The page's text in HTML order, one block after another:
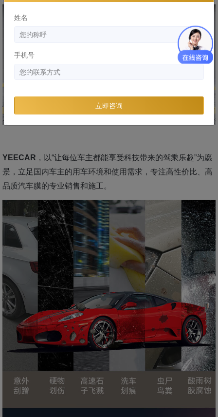
YEECAR ，以“让每位车主都能享受科技带来的驾乘乐趣”为愿
景，立足国内车主的用车环境和使用需求，专注高性价比、高
品质汽车膜的专业销售和施工。
姓名
手机号
立即咨询